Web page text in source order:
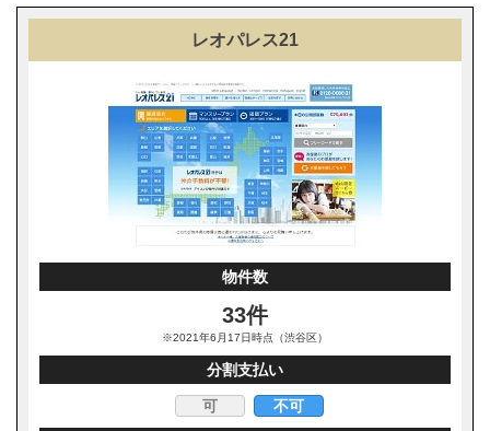
レオパレス21
物件数
33件
※2021年6月17日時点（渋谷区）
分割支払い
可 不可